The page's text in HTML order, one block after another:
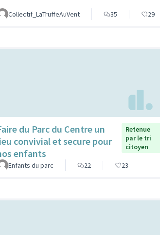
Collectif_LaTruffeAuVent 35 29
du Parc du Centre un
convivial et secure pour
enfants
Retenue
par le tri
citoyen
Enfants du parc 22 23